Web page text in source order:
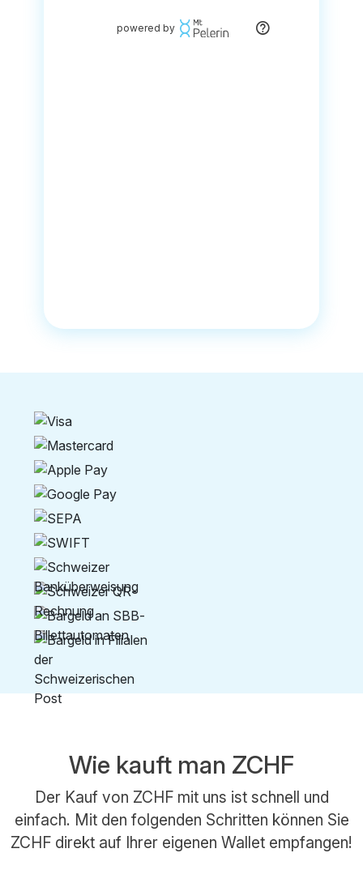
Wie kauft man ZCHF
Der Kauf von ZCHF mit uns ist schnell und
einfach. Mit den folgenden Schritten können Sie
ZCHF direkt auf Ihrer eigenen Wallet empfangen!